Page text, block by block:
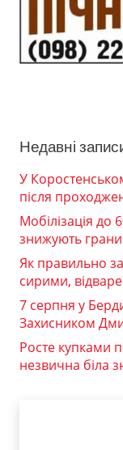
Недавні
У
після
Мобілізація до
знижують
Як правильно
сирими,
7 серпня у
Захисником
Росте купками
незвична біла